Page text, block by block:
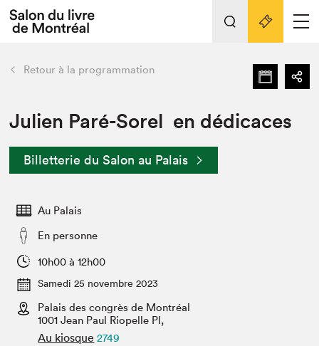
Espace exposant⋅e⋅s
Espace enseignant·e·s
Espace médias
L'événement
Préparer sa visite au Salon
Actualités
SLM PRO
retour Nos activités
Préparer sa visite
Salon dans la ville et en ligne
Projets partenaires
Liens pratiques
Retour à la programmation
Julien Paré-Sorel en dédicaces
Billetterie du Salon au Palais
Au Palais
En personne
10h00 à 12h00
Samedi 25 novembre 2023
Palais des congrès de Montréal
1001 Jean Paul Riopelle Pl,
Au kiosque 2749